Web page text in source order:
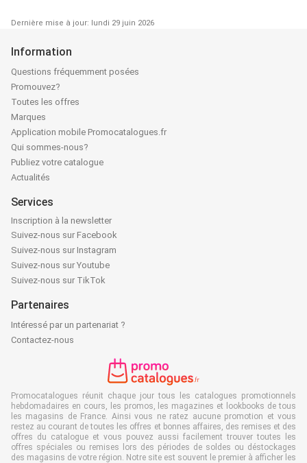
Dernière mise à jour: lundi 29 juin 2026
Information
Questions fréquemment posées
Promouvez?
Toutes les offres
Marques
Application mobile Promocatalogues.fr
Qui sommes-nous?
Publiez votre catalogue
Actualités
Services
Inscription à la newsletter
Suivez-nous sur Facebook
Suivez-nous sur Instagram
Suivez-nous sur Youtube
Suivez-nous sur TikTok
Partenaires
Intéressé par un partenariat ?
Contactez-nous
Promocatalogues réunit chaque jour tous les catalogues promotionnels
hebdomadaires en cours, les promos, les magazines et lookbooks de tous
les magasins de France. Ainsi vous ne ratez aucune promotion et vous
restez au courant de toutes les offres et bonnes affaires, des remises et des
offres du catalogue et vous pouvez aussi facilement trouver toutes les
offres spéciales ou remises lors des périodes de soldes ou déstockages
des magasins de votre région. Notre site est souvent le premier à afficher les